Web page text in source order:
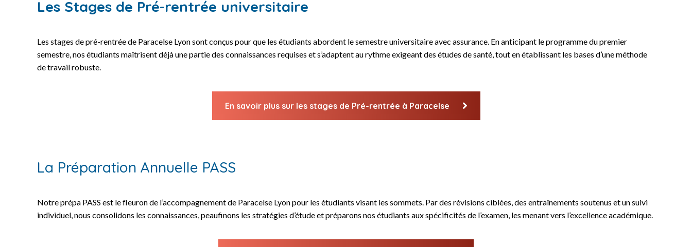
Les Stages de Pré-rentrée universitaire
Les stages de pré-rentrée de Paracelse Lyon sont conçus pour que les étudiants abordent le semestre universitaire avec assurance. En anticipant le programme du premier
semestre, nos étudiants maîtrisent déjà une partie des connaissances requises et s’adaptent au rythme exigeant des études de santé, tout en établissant les bases d’une méthode
de travail robuste.
En savoir plus sur les stages de Pré-rentrée à Paracelse
La Préparation Annuelle PASS
Notre prépa PASS est le fleuron de l’accompagnement de Paracelse Lyon pour les étudiants visant les sommets. Par des révisions ciblées, des entraînements soutenus et un suivi
individuel, nous consolidons les connaissances, peaufinons les stratégies d’étude et préparons nos étudiants aux spécificités de l’examen, les menant vers l’excellence académique.